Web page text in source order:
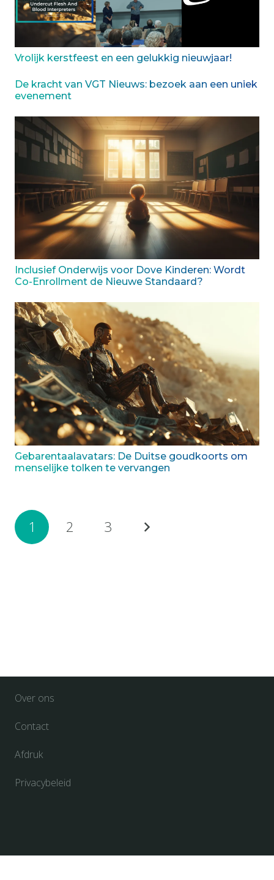
Vrolijk kerstfeest en een gelukkig nieuwjaar!
De kracht van VGT Nieuws: bezoek aan een uniek
evenement
Inclusief Onderwijs voor Dove Kinderen: Wordt
Co-Enrollment de Nieuwe Standaard?
Gebarentaalavatars: De Duitse goudkoorts om
menselijke tolken te vervangen
1 2 3
Over ons
Contact
Afdruk
Privacybeleid